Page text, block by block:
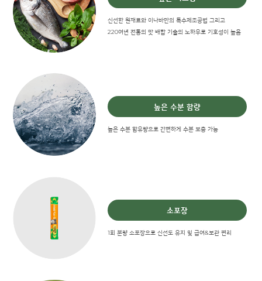
신선한 원재료와 이나바만의 특수제조공법 그리고
220여년 전통의 맛 배합 기술의 노하우로 기호성이 높음
높은 수분 함량
높은 수분 함유량으로 간편하게 수분 보충 가능
소포장
1회 분량 소포장으로 신선도 유지 및 급여&보관 편리